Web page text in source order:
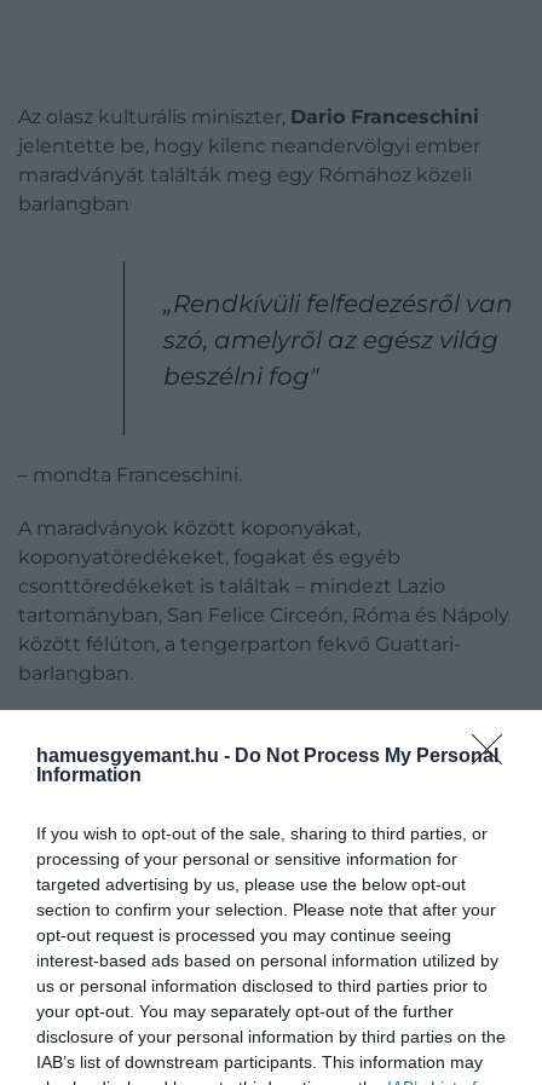
hamuesgyemant.hu - Do Not Process My Personal
Information
If you wish to opt-out of the sale, sharing to third parties, or
processing of your personal or sensitive information for
targeted advertising by us, please use the below opt-out
section to confirm your selection. Please note that after your
opt-out request is processed you may continue seeing
interest-based ads based on personal information utilized by
us or personal information disclosed to third parties prior to
your opt-out. You may separately opt-out of the further
disclosure of your personal information by third parties on the
IAB’s list of downstream participants. This information may
Az olasz kulturális miniszter, Dario Franceschini
jelentette be, hogy kilenc neandervölgyi ember
maradványát találták meg egy Rómához közeli
barlangban
„Rendkívüli felfedezésről van
szó, amelyről az egész világ
beszélni fog"
– mondta Franceschini.
A maradványok között koponyákat,
koponyatöredékeket, fogakat és egyéb
csonttöredékeket is találtak – mindezt Lazio
tartományban, San Felice Circeón, Róma és Nápoly
között félúton, a tengerparton fekvő Guattari-
barlangban.
együtt összesen már 11 neandervölgyi
maradványaira bukkantak, ami egyben azt is jelenti,
neandervölgyi ember története szempontjából A
most felfedezett maradványok közül nyolc 50-60
ezer éves, a kilencedik, a legrégebbi 90 ezer éves
lehet. Egy leletet leszámítva, aki a tízes évei elején
járhatott, valamennyien felnőttek voltak – írja az MTI.
A megtalált neandervölgyi